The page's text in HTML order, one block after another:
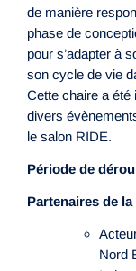
de manière
phase de
pour s’adapter à
son cycle de vie
Cette chaire a été
divers
le salon RIDE.
Période de
Partenaires de
Nord